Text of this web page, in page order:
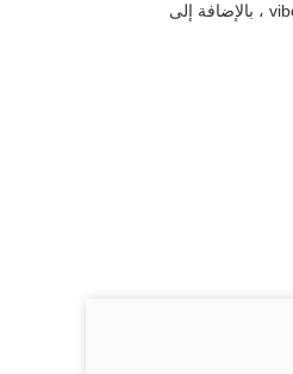
أيضًا ، بما في ذلك تصميم الاهتزاز ، وصياغة مخطط البناء ، ونصائح اهتزازية واختيار المعدات ذات الصلة ، وتركيب وتشغيل viboflot ، بالإضافة إلى